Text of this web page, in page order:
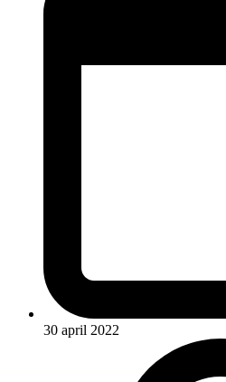
30 april 2022